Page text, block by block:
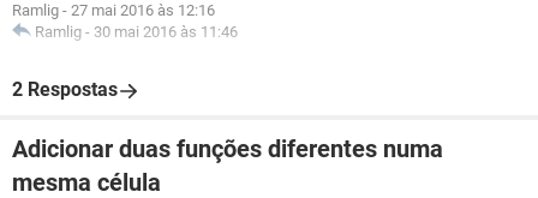
Ramlig - 27 mai 2016 às 12:16
Ramlig - 30 mai 2016 às 11:46
2 Respostas
Adicionar duas funções diferentes numa
mesma célula